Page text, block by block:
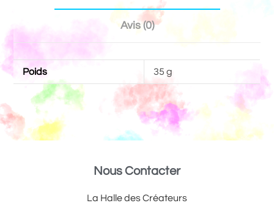
Avis (0)
Poids 35 g
Nous Contacter
La Halle des Créateurs